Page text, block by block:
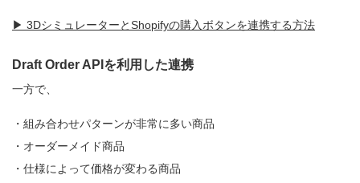
▶ 3DシミュレーターとShopifyの購入ボタンを連携する方法
Draft Order APIを利用した連携
一方で、
・組み合わせパターンが非常に多い商品
・オーダーメイド商品
・仕様によって価格が変わる商品